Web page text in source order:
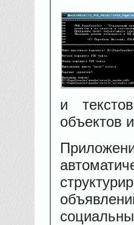
и
объектов